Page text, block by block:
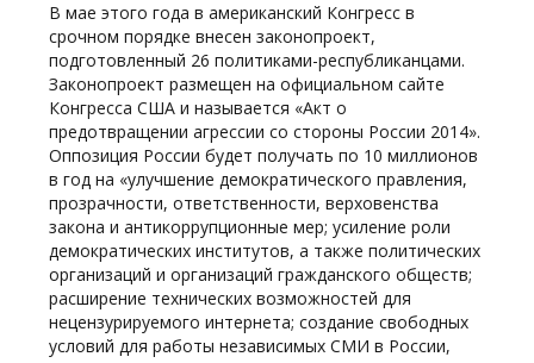
В мае этого года в американский Конгресс в
срочном порядке внесен законопроект,
подготовленный 26 политиками-республиканцами.
Законопроект размещен на официальном сайте
Конгресса США и называется «Акт о
предотвращении агрессии со стороны России 2014».
Оппозиция России будет получать по 10 миллионов
в год на «улучшение демократического правления,
прозрачности, ответственности, верховенства
закона и антикоррупционные мер; усиление роли
демократических институтов, а также политических
организаций и организаций гражданского обществ;
расширение технических возможностей для
нецензурируемого интернета; создание свободных
условий для работы независимых СМИ в России,